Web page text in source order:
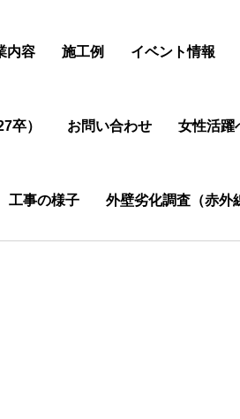
内容 施工例 イベント情報
卒） お問い合わせ 女性活躍
工事の様子 外壁劣化調査（赤外